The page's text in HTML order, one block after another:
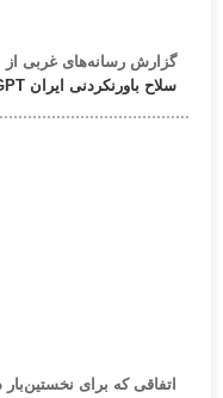
گزارش رسانه‌های غربی از
سلاح باورنکردنی ایران ChatGPT است
اتفاقی که برای